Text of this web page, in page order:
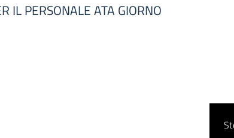
IL PERSONALE ATA GIORNO